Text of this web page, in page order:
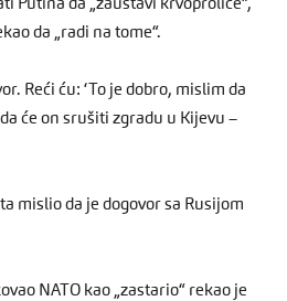
Putina da „zaustavi krvoproliće“,
da „radi na tome“.
Reći ću: ‘To je dobro, mislim da
će on srušiti zgradu u Kijevu –
mislio da je dogovor sa Rusijom
NATO kao „zastario“ rekao je